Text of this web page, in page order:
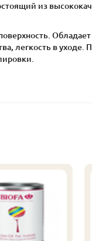
из
легкость в уходе.